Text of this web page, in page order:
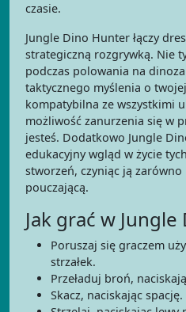
czasie.
Jungle Dino Hunter łączy
strategiczną rozgrywką. Nie
podczas polowania na
taktycznego myślenia o
kompatybilna ze wszystkimi
możliwość zanurzenia się w
jesteś. Dodatkowo Jungle
edukacyjny wgląd w życie
stworzeń, czyniąc ją
pouczającą.
Jak grać w
Poruszaj się graczem
strzałek.
Przeładuj broń,
Skacz, naciskając spację.